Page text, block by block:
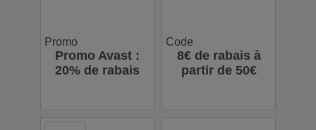
Promo
Promo Avast :
20% de rabais
Code
8€ de rabais à
partir de 50€